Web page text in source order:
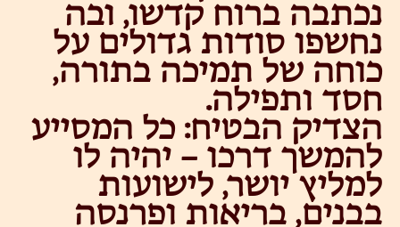
נכתבה ברוח קדשו, ובה
נחשפו סודות גדולים על
כוחה של תמיכה בתורה,
חסד ותפילה.
הצדיק הבטיח: כל המסייע
להמשך דרכו – יהיה לו
למליץ יושר, לישועות
בבנים, בריאות ופרנסה